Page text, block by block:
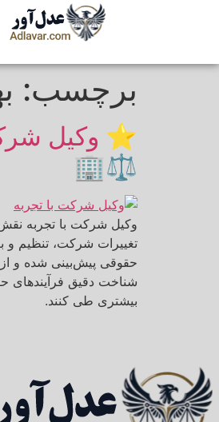
برچسب:
⭐ وکیل
⚖️🏢
وکیل شرکت با تجربه
تغییرات شرکت، تنظیم
حقوقی پیش‌بینی شده و از
شناخت دقیق فرآیندهای
بیشتری طی کنند.